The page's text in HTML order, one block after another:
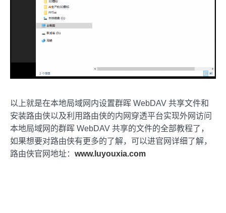
以上就是在本地局域网内设置群晖 WebDAV 共享文件和
安装路由侠以及利用路由侠的内网穿透平台实现外网访问
本地局域网的群晖 WebDAV 共享的文件的全部教程了，
如果想要对路由侠有更多的了解，可以进官网详细了解，
路由侠官网地址： www.luyouxia.com